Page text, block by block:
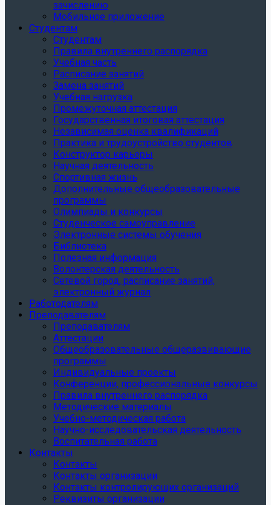
зачислению
Мобильное приложение
Студентам
Студентам
Правила внутреннего распорядка
Учебная часть
Расписание занятий
Замена занятий
Учебная нагрузка
Промежуточная аттестация
Государственная итоговая аттестация
Независимая оценка квалификаций
Практика и трудоустройство студентов
Конструктор карьеры
Научная деятельность
Спортивная жизнь
Дополнительные общеобразовательные
программы
Олимпиады и конкурсы
Студенческое самоуправление
Электронные системы обучения
Библиотека
Полезная информация
Волонтерская деятельность
Сетевой город, расписание занятий,
электронный журнал
Работодателям
Преподавателям
Преподавателям
Аттестации
Общеобразовательные общеразвивающие
программы
Индивидуальные проекты
Конференции, профессиональные конкурсы
Правила внутреннего распорядка
Методические материалы
Учебно-методическая работа
Научно-исследовательская деятельность
Воспитательная работа
Контакты
Контакты
Контакты организации
Контакты контролирующих организаций
Реквизиты организации